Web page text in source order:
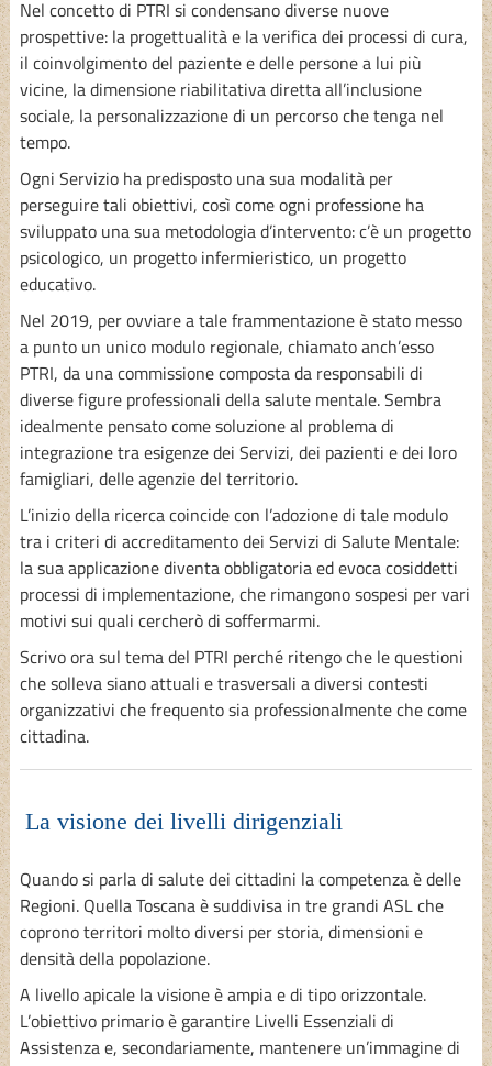
Nel concetto di PTRI si condensano diverse nuove
prospettive: la progettualità e la verifica dei processi di cura,
il coinvolgimento del paziente e delle persone a lui più
vicine, la dimensione riabilitativa diretta all’inclusione
sociale, la personalizzazione di un percorso che tenga nel
tempo.
Ogni Servizio ha predisposto una sua modalità per
perseguire tali obiettivi, così come ogni professione ha
sviluppato una sua metodologia d’intervento: c’è un progetto
psicologico, un progetto infermieristico, un progetto
educativo.
Nel 2019, per ovviare a tale frammentazione è stato messo
a punto un unico modulo regionale, chiamato anch’esso
PTRI, da una commissione composta da responsabili di
diverse figure professionali della salute mentale. Sembra
idealmente pensato come soluzione al problema di
integrazione tra esigenze dei Servizi, dei pazienti e dei loro
famigliari, delle agenzie del territorio.
L’inizio della ricerca coincide con l’adozione di tale modulo
tra i criteri di accreditamento dei Servizi di Salute Mentale:
la sua applicazione diventa obbligatoria ed evoca cosiddetti
processi di implementazione, che rimangono sospesi per vari
motivi sui quali cercherò di soffermarmi.
Scrivo ora sul tema del PTRI perché ritengo che le questioni
che solleva siano attuali e trasversali a diversi contesti
organizzativi che frequento sia professionalmente che come
cittadina.
La visione dei livelli dirigenziali
Quando si parla di salute dei cittadini la competenza è delle
Regioni. Quella Toscana è suddivisa in tre grandi ASL che
coprono territori molto diversi per storia, dimensioni e
densità della popolazione.
A livello apicale la visione è ampia e di tipo orizzontale.
L’obiettivo primario è garantire Livelli Essenziali di
Assistenza e, secondariamente, mantenere un’immagine di